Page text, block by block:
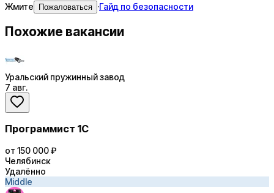
Жмите
Пожаловаться ·Гайд по безопасности
Похожие вакансии
Уральский пружинный завод
7 авг.
Программист 1С
от 150 000 ₽
Челябинск
Удалённо
Middle